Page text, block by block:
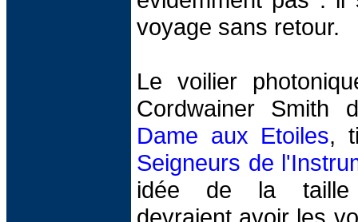
voyage sans retour.
Le voilier
Cordwainer
Dame aux Etoiles,
Seigneurs de
idée de la taille